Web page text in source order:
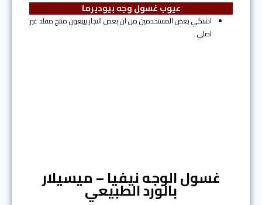
عيوب غسول وجه بيوديرما
اشتكي بعض المستخدمين من ان بعض التجار يبيعون منتج مقلد غير
اصلي .
غسول الوجه نيفيا – ميسيلار
بالورد الطبيعي